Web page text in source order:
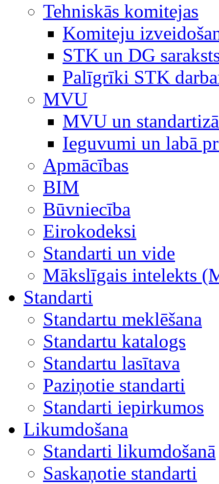
Tehniskās komitejas
Komiteju
STK un DG
Palīgrīki STK
MVU
MVU un
Ieguvumi un labā
Apmācības
BIM
Būvniecība
Eirokodeksi
Standarti un vide
Mākslīgais intelekts
Standarti
Standartu meklēšana
Standartu katalogs
Standartu lasītava
Paziņotie standarti
Standarti iepirkumos
Likumdošana
Standarti likumdošanā
Saskaņotie standarti